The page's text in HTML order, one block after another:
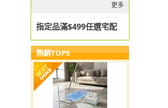
更多
指定品滿$499任選宅配
熱銷TOP5